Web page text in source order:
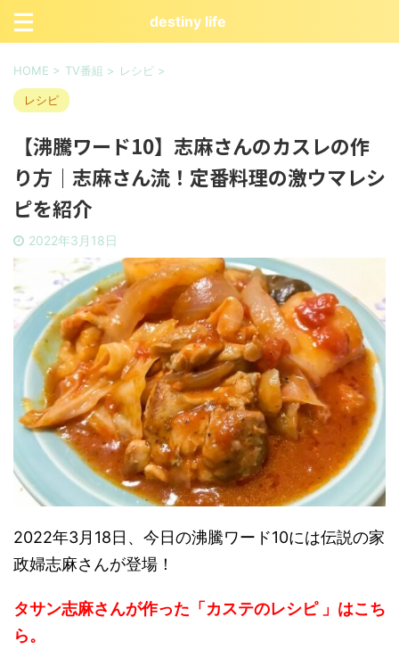
destiny life
HOME > TV番組 > レシピ >
レシピ
【沸騰ワード10】志麻さんのカスレの作
り方｜志麻さん流！定番料理の激ウマレシ
ピを紹介
2022年3月18日
2022年3月18日、今日の沸騰ワード10には伝説の家
政婦志麻さんが登場！
タサン志麻さんが作った「カステのレシピ 」はこち
ら。